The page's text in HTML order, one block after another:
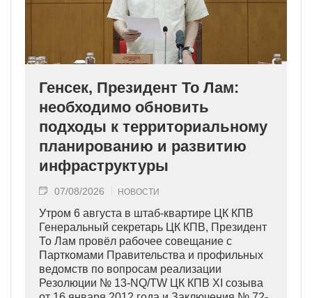
Генсек, Президент То Лам:
необходимо обновить
подходы к территориальному
планированию и развитию
инфраструктуры
07/08/2026 НОВОСТИ
Утром 6 августа в штаб-квартире ЦК КПВ
Генеральный секретарь ЦК КПВ, Президент
То Лам провёл рабочее совещание с
Парткомами Правительства и профильных
ведомств по вопросам реализации
Резолюции № 13-NQ/TW ЦК КПВ XI созыва